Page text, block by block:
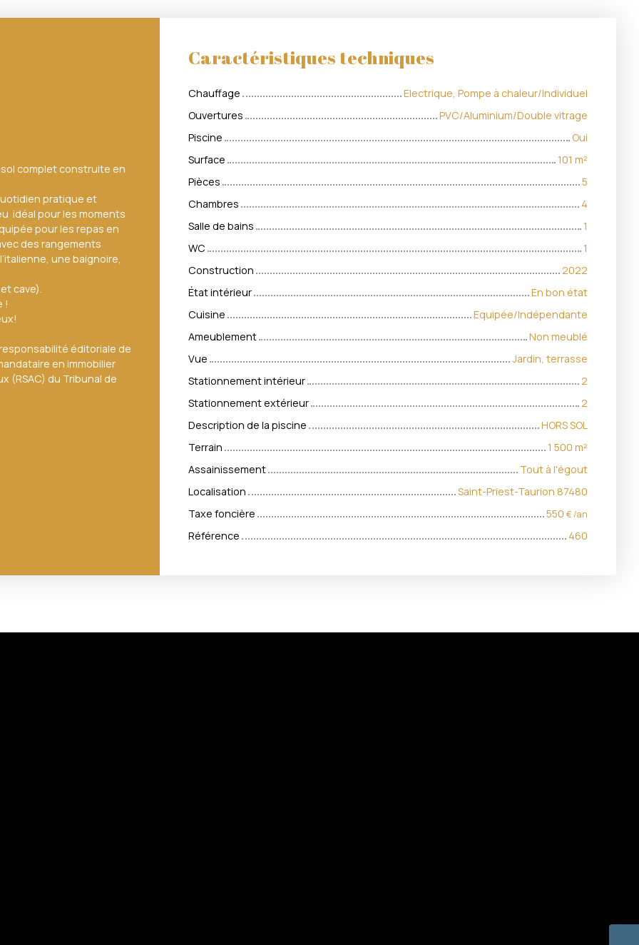
complet construite en
pratique et
idéal pour les moments
pour les repas en
des rangements
une baignoire,
cave).
!
éditoriale de
en immobilier
(RSAC) du Tribunal de
Caractéristiques techniques
Chauffage
Electrique, Pompe à chaleur/Individuel
Ouvertures
PVC/Aluminium/Double vitrage
Piscine
Oui
Surface
101 m²
Pièces
5
Chambres
4
Salle de bains
1
WC
1
Construction
2022
État intérieur
En bon état
Cuisine
Equipée/Indépendante
Ameublement
Non meublé
Vue
Jardin, terrasse
Stationnement intérieur
2
Stationnement extérieur
2
Description de la piscine
HORS SOL
Terrain
1 500 m²
Assainissement
Tout à l'égout
Localisation
Saint-Priest-Taurion 87480
Taxe foncière
550 € /an
Référence 460